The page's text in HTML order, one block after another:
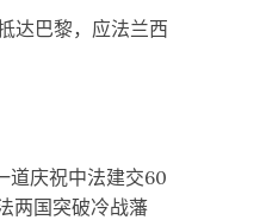
达巴黎，应法兰西
庆祝中法建交60
两国突破冷战藩